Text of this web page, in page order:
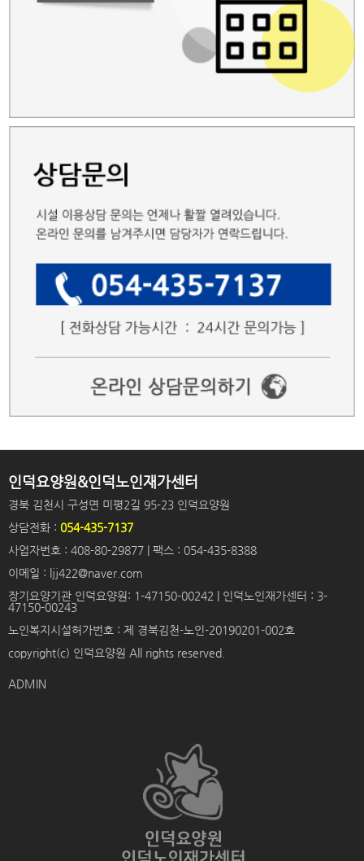
인덕요양원&인덕노인재가센터
경북 김천시 구성면 미평2길 95-23 인덕요양원
상담전화 : 054-435-7137
사업자번호 : 408-80-29877 | 팩스 : 054-435-8388
이메일 : ljj422@naver.com
장기요양기관 인덕요양원: 1-47150-00242 | 인덕노인재가센터 : 3-
47150-00243
노인복지시설허가번호 : 제 경북김천-노인-20190201-002호
copyright(c) 인덕요양원 All rights reserved.
ADMIN